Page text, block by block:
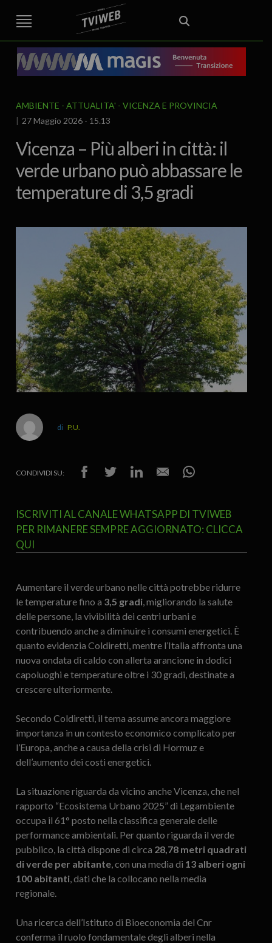
STREET TG CRONACA VENETO
VICENZA E PROVINCIA
AREA BERICA
ECONOMIA ATTUALITA’ POLITICA
EDITORIALE ITALIA E MONDO CURIOSITÀ – LIFESTYLE
CULTURA ARTE
SPORT
IL GRAFFIO FOOD & DRINK
AMBIENTE ATTUALITA'
VICENZA E PROVINCIA
27 Maggio 2026 - 15.13
Vicenza – Più alberi in città: il
verde urbano può abbassare le
temperature di 3,5 gradi
P.U.
CONDIVIDI SU:
ISCRIVITI AL CANALE WHATSAPP DI TVIWEB
PER RIMANERE SEMPRE AGGIORNATO: CLICCA
QUI
Aumentare il verde urbano nelle città potrebbe ridurre
le temperature fino a 3,5 gradi, migliorando la salute
delle persone, la vivibilità dei centri urbani e
contribuendo anche a diminuire i consumi energetici. È
quanto evidenzia Coldiretti, mentre l’Italia affronta una
nuova ondata di caldo con allerta arancione in dodici
capoluoghi e temperature oltre i 30 gradi, destinate a
crescere ulteriormente.
Secondo Coldiretti, il tema assume ancora maggiore
importanza in un contesto economico complicato per
l’Europa, anche a causa della crisi di Hormuz e
dell’aumento dei costi energetici.
La situazione riguarda da vicino anche Vicenza, che nel
rapporto “Ecosistema Urbano 2025” di Legambiente
occupa il 61° posto nella classifica generale delle
performance ambientali. Per quanto riguarda il verde
pubblico, la città dispone di circa 28,78 metri quadrati
di verde per abitante, con una media di 13 alberi ogni
100 abitanti, dati che la collocano nella media
regionale.
Una ricerca dell’Istituto di Bioeconomia del Cnr
conferma il ruolo fondamentale degli alberi nella